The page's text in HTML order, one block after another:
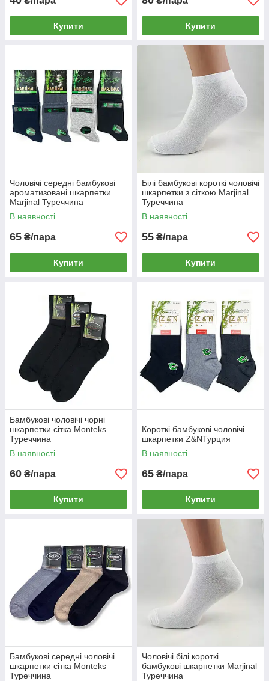
Купити Купити
Чоловічі середні бамбукові
ароматизовані шкарпетки
Marjinal Туреччина
В наявності
65 ₴/пара
Купити
Білі бамбукові короткі чоловічі
шкарпетки з сіткою Marjinal
Туреччина
В наявності
55 ₴/пара
Купити
Бамбукові чоловічі чорні
шкарпетки сітка Monteks
Туреччина
В наявності
60 ₴/пара
Купити
Короткі бамбукові чоловічі
шкарпетки Z&NТурция
В наявності
65 ₴/пара
Купити
Бамбукові середні чоловічі
шкарпетки сітка Monteks
Туреччина
Чоловічі білі короткі
бамбукові шкарпетки Marjinal
Туреччина